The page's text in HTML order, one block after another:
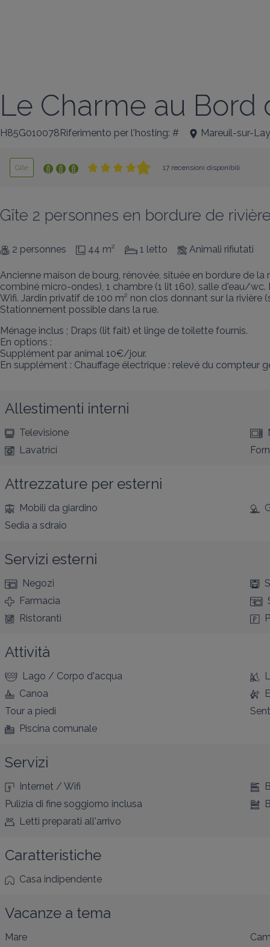
Le Charme au Bord
H85G010078Riferimento per l'hosting: # Mareuil-sur-
Gîte 17 recensioni disponibili
Gîte 2 personnes en bordure de
2 personnes 44 m² 1 letto Animali rifiutati
Ancienne maison de bourg, rénovée, située en bordure de
combiné micro-ondes), 1 chambre (1 lit 160), salle d'eau/
Wifi. Jardin privatif de 100 m² non clos donnant sur la
Stationnement possible dans la rue.
Ménage inclus ; Draps (lit fait) et linge de toilette fournis.
En options :
Supplément par animal 10€/jour.
En supplément : Chauffage électrique : relevé du
Allestimenti interni
Televisione
Lavatrici
Attrezzature per esterni
Mobili da giardino
Sedia a sdraio
Servizi esterni
Negozi
Farmacia
Ristoranti
Attività
Lago / Corpo d'acqua
Canoa
Tour a piedi
Piscina comunale
Servizi
Internet / Wifi
Pulizia di fine soggiorno inclusa
Letti preparati all'arrivo
Caratteristiche
Casa indipendente
Vacanze a tema
Mare